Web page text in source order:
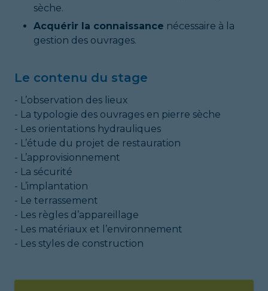
sèche.
Acquérir la connaissance nécessaire à la
gestion des ouvrages.
Le contenu du stage
- L’observation des lieux
- La typologie des ouvrages en pierre sèche
- Les orientations hydrauliques
- L’étude du projet de restauration
- L’approvisionnement
- La sécurité
- L’implantation
- Le terrassement
- Les règles d’appareillage
- Les matériaux et l’environnement
- Les styles de construction